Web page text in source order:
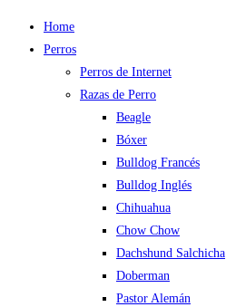
Home
Perros
Perros de Internet
Razas de Perro
Beagle
Bóxer
Bulldog Francés
Bulldog Inglés
Chihuahua
Chow Chow
Dachshund Salchicha
Doberman
Pastor Alemán